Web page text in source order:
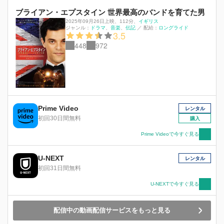
ブライアン・エプスタイン 世界最高のバンドを育てた男
2025年09月26日上映 112分
イギリス
ジャンル：
ドラマ 音楽 伝記 ／ 配給： ロングライド
3.5
448 972
Prime Video
初回30日間無料
レンタル
購入
Prime Videoで今すぐ見る
U-NEXT
初回31日間無料
レンタル
U-NEXTで今すぐ見る
配信中の動画配信サービスをもっと見る